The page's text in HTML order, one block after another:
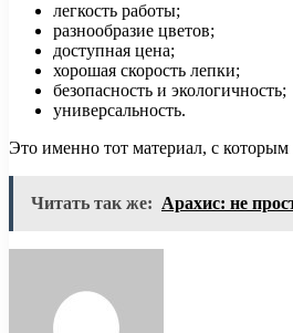
легкость работы;
разнообразие цветов;
доступная цена;
хорошая скорость лепки;
безопасность и экологичность;
универсальность.
Это именно тот материал, с
Читать так же: Арахис: не